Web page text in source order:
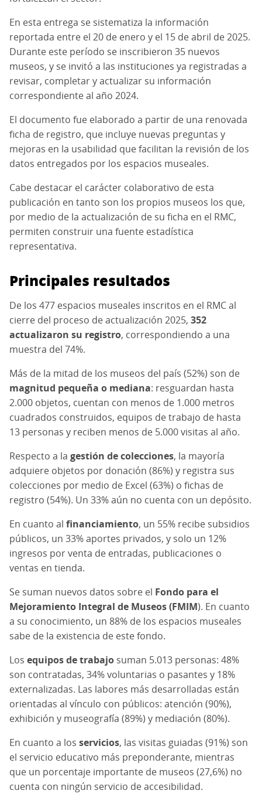
En esta entrega se sistematiza la información
reportada entre el 20 de enero y el 15 de abril de 2025.
Durante este período se inscribieron 35 nuevos
museos, y se invitó a las instituciones ya registradas a
revisar, completar y actualizar su información
correspondiente al año 2024.
El documento fue elaborado a partir de una renovada
ficha de registro, que incluye nuevas preguntas y
mejoras en la usabilidad que facilitan la revisión de los
datos entregados por los espacios museales.
Cabe destacar el carácter colaborativo de esta
publicación en tanto son los propios museos los que,
por medio de la actualización de su ficha en el RMC,
permiten construir una fuente estadística
representativa.
Principales resultados
De los 477 espacios museales inscritos en el RMC al
cierre del proceso de actualización 2025, 352
actualizaron su registro, correspondiendo a una
muestra del 74%.
Más de la mitad de los museos del país (52%) son de
magnitud pequeña o mediana: resguardan hasta
2.000 objetos, cuentan con menos de 1.000 metros
cuadrados construidos, equipos de trabajo de hasta
13 personas y reciben menos de 5.000 visitas al año.
Respecto a la gestión de colecciones, la mayoría
adquiere objetos por donación (86%) y registra sus
colecciones por medio de Excel (63%) o fichas de
registro (54%). Un 33% aún no cuenta con un depósito.
En cuanto al financiamiento, un 55% recibe subsidios
públicos, un 33% aportes privados, y solo un 12%
ingresos por venta de entradas, publicaciones o
ventas en tienda.
Se suman nuevos datos sobre el Fondo para el
Mejoramiento Integral de Museos (FMIM). En cuanto
a su conocimiento, un 88% de los espacios museales
sabe de la existencia de este fondo.
Los equipos de trabajo suman 5.013 personas: 48%
son contratadas, 34% voluntarias o pasantes y 18%
externalizadas. Las labores más desarrolladas están
orientadas al vínculo con públicos: atención (90%),
exhibición y museografía (89%) y mediación (80%).
En cuanto a los servicios, las visitas guiadas (91%) son
el servicio educativo más preponderante, mientras
que un porcentaje importante de museos (27,6%) no
cuenta con ningún servicio de accesibilidad.